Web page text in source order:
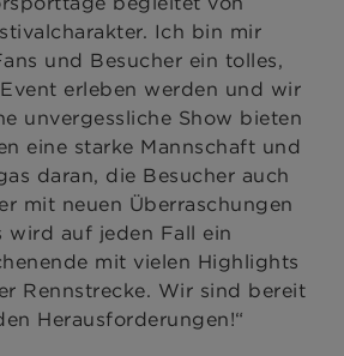
Ich bin mir
und Besucher ein tolles,
erleben werden und wir
unvergessliche Show bieten
eine starke Mannschaft und
daran, die Besucher auch
mit neuen Überraschungen
wird auf jeden Fall ein
mit vielen Highlights
Rennstrecke. Wir sind bereit
Herausforderungen!“